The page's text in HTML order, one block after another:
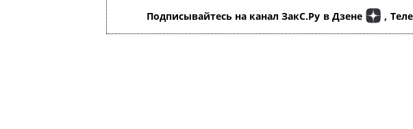
Подписывайтесь на канал ЗакС.Ру в Дзене ,